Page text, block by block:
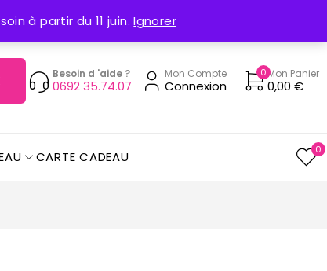
à partir du 11 juin.Ignorer
Suivi de commande
Besoin d 'aide ?
0692 35.74.07
Mon Compte
Connexion
0 Mon Panier
0,00 €
CARTE CADEAU 0